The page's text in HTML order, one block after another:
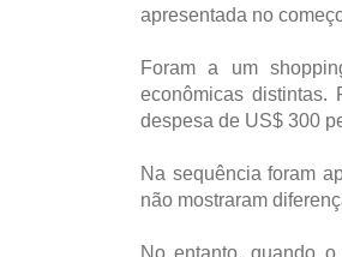
apresentada no
Foram a um
econômicas distintas.
despesa de US$ 300
Na sequência foram
não mostraram
No entanto, quando